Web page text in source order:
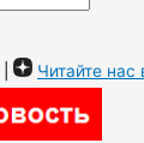
| Читайте нас